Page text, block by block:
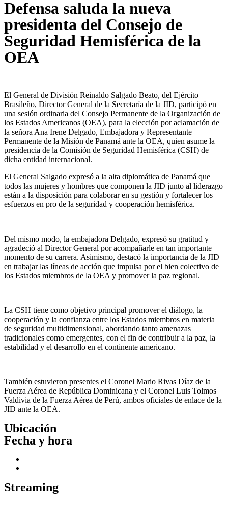
Defensa saluda la nueva
presidenta del Consejo de
Seguridad Hemisférica de la
OEA
El General de División Reinaldo Salgado Beato, del Ejército
Brasileño, Director General de la Secretaría de la JID, participó en
una sesión ordinaria del Consejo Permanente de la Organización de
los Estados Americanos (OEA), para la elección por aclamación de
la señora Ana Irene Delgado, Embajadora y Representante
Permanente de la Misión de Panamá ante la OEA, quien asume la
presidencia de la Comisión de Seguridad Hemisférica (CSH) de
dicha entidad internacional.
El General Salgado expresó a la alta diplomática de Panamá que
todos las mujeres y hombres que componen la JID junto al liderazgo
están a la disposición para colaborar en su gestión y fortalecer los
esfuerzos en pro de la seguridad y cooperación hemisférica.
Del mismo modo, la embajadora Delgado, expresó su gratitud y
agradeció al Director General por acompañarle en tan importante
momento de su carrera. Asimismo, destacó la importancia de la JID
en trabajar las líneas de acción que impulsa por el bien colectivo de
los Estados miembros de la OEA y promover la paz regional.
La CSH tiene como objetivo principal promover el diálogo, la
cooperación y la confianza entre los Estados miembros en materia
de seguridad multidimensional, abordando tanto amenazas
tradicionales como emergentes, con el fin de contribuir a la paz, la
estabilidad y el desarrollo en el continente americano.
También estuvieron presentes el Coronel Mario Rivas Díaz de la
Fuerza Aérea de República Dominicana y el Coronel Luis Tolmos
Valdivia de la Fuerza Aérea de Perú, ambos oficiales de enlace de la
JID ante la OEA.
Ubicación
Fecha y hora
Streaming